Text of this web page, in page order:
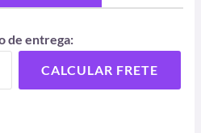
de entrega:
CALCULAR FRETE